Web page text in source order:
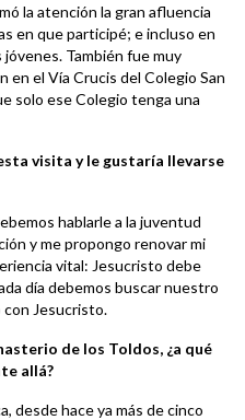
la atención la gran afluencia
en que participé; e incluso en
jóvenes. También fue muy
en el Vía Crucis del Colegio San
solo ese Colegio tenga una
visita y le gustaría llevarse
hablarle a la juventud
y me propongo renovar mi
vital: Jesucristo debe
día debemos buscar nuestro
Jesucristo.
de los Toldos, ¿a qué
allá?
desde hace ya más de cinco